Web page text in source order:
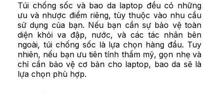
Túi chống sốc và bao da laptop đều có những
ưu và nhược điểm riêng, tùy thuộc vào nhu cầu
sử dụng của bạn. Nếu bạn cần sự bảo vệ toàn
diện khỏi va đập, nước, và các tác nhân bên
ngoài, túi chống sốc là lựa chọn hàng đầu. Tuy
nhiên, nếu bạn ưu tiên tính thẩm mỹ, gọn nhẹ và
chỉ cần bảo vệ cơ bản cho laptop, bao da sẽ là
lựa chọn phù hợp.